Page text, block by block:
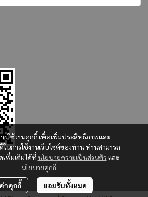
รใช้งานคุกกี้ เพื่อเพิ่มประสิทธิภาพและ
นการใช้งานเว็บไซต์ของท่าน ท่านสามารถ
เพิ่มเติมได้ที่ นโยบายความเป็นส่วนตัว และ
นโยบายคุกกี้
าคุกกี้ ยอมรับทั้งหมด